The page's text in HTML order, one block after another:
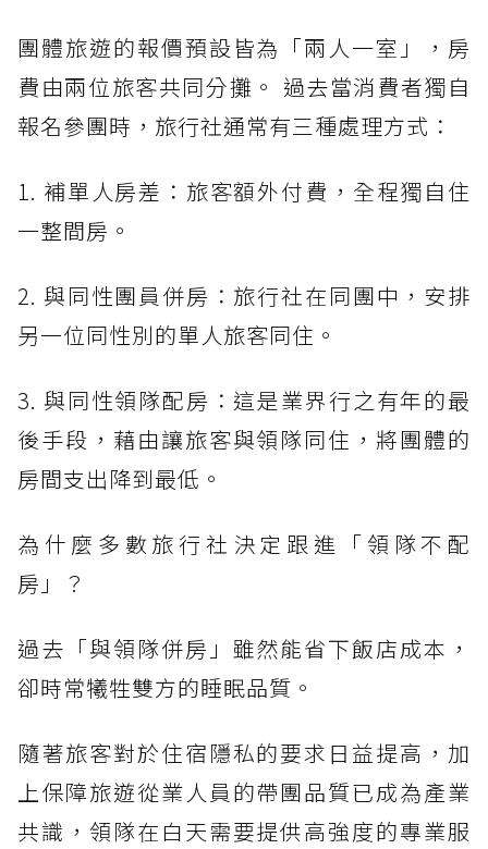
團體旅遊的報價預設皆為「兩人一室」，房
費由兩位旅客共同分攤。 過去當消費者獨自
報名參團時，旅行社通常有三種處理方式：
1. 補單人房差：旅客額外付費，全程獨自住
一整間房。
2. 與同性團員併房：旅行社在同團中，安排
另一位同性別的單人旅客同住。
3. 與同性領隊配房：這是業界行之有年的最
後手段，藉由讓旅客與領隊同住，將團體的
房間支出降到最低。
為什麼多數旅行社決定跟進「領隊不配
房」？
過去「與領隊併房」雖然能省下飯店成本，
卻時常犧牲雙方的睡眠品質。
隨著旅客對於住宿隱私的要求日益提高，加
上保障旅遊從業人員的帶團品質已成為產業
共識，領隊在白天需要提供高強度的專業服